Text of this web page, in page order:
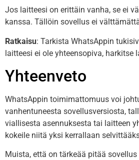
Jos laitteesi on erittäin vanha, se ei
kanssa. Tällöin sovellus ei
Ratkaisu: Tarkista WhatsAppin
laitteesi ei ole yhteensopiva,
Yhteenveto
WhatsAppin toimimattomuus voi
vanhentuneesta sovellusversiosta,
viallisesta asennuksesta tai laitteen
kokeile niitä yksi kerrallaan
Muista, että on tärkeää pitää